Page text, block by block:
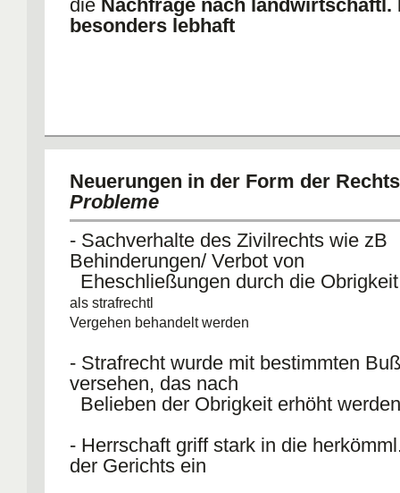
die Nachfrage nach landwirtschaftl.
besonders lebhaft
Neuerungen in der Form der
Probleme
- Sachverhalte des Zivilrechts wie zB
Behinderungen/ Verbot von
Eheschließungen durch die
als strafrechtl
Vergehen behandelt werden
- Strafrecht wurde mit bestimmten
versehen, das nach
Belieben der Obrigkeit erhöht
- Herrschaft griff stark in die
der Gerichts ein